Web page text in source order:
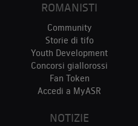
ROMANISTI
Community
Storie di tifo
Youth Development
Concorsi giallorossi
Fan Token
Accedi a MyASR
NOTIZIE